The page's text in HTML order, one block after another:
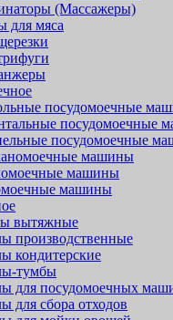
(Массажеры)
для мяса
посудомоечные
посудомоечные
посудомоечные
машины
машины
машины
вытяжные
производственные
кондитерские
тумбы
для посудомоечных
для сбора отходов